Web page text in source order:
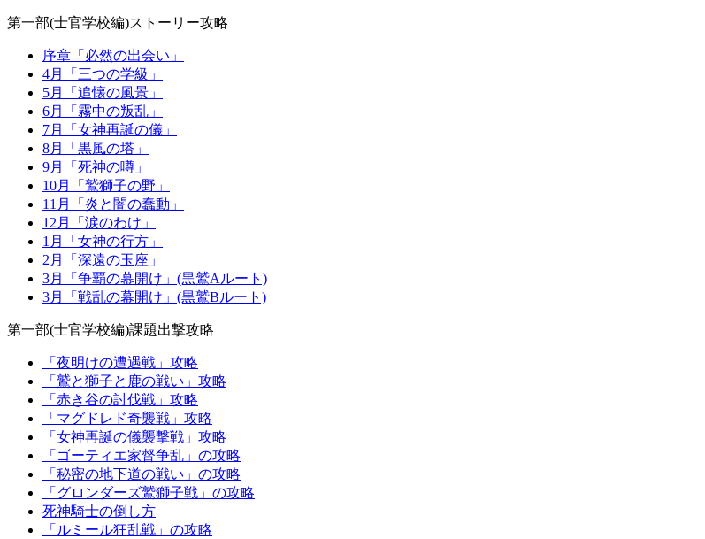
第一部(士官学校編)ストーリー攻略
序章「必然の出会い」
4月「三つの学級」
5月「追懐の風景」
6月「霧中の叛乱」
7月「女神再誕の儀」
8月「黒風の塔」
9月「死神の噂」
10月「鷲獅子の野」
11月「炎と闇の蠢動」
12月「涙のわけ」
1月「女神の行方」
2月「深遠の玉座」
3月「争覇の幕開け」(黒鷲Aルート)
3月「戦乱の幕開け」(黒鷲Bルート)
第一部(士官学校編)課題出撃攻略
「夜明けの遭遇戦」攻略
「鷲と獅子と鹿の戦い」攻略
「赤き谷の討伐戦」攻略
「マグドレド奇襲戦」攻略
「女神再誕の儀襲撃戦」攻略
「ゴーティエ家督争乱」の攻略
「秘密の地下道の戦い」の攻略
「グロンダーズ鷲獅子戦」の攻略
死神騎士の倒し方
「ルミール狂乱戦」の攻略